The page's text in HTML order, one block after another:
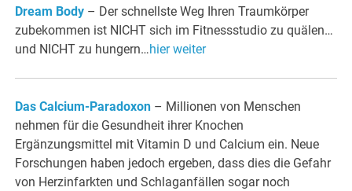
Dream Body – Der schnellste Weg Ihren Traumkörper
zubekommen ist NICHT sich im Fitnessstudio zu quälen…
und NICHT zu hungern…hier weiter
Das Calcium-Paradoxon – Millionen von Menschen
nehmen für die Gesundheit ihrer Knochen
Ergänzungsmittel mit Vitamin D und Calcium ein. Neue
Forschungen haben jedoch ergeben, dass dies die Gefahr
von Herzinfarkten und Schlaganfällen sogar noch